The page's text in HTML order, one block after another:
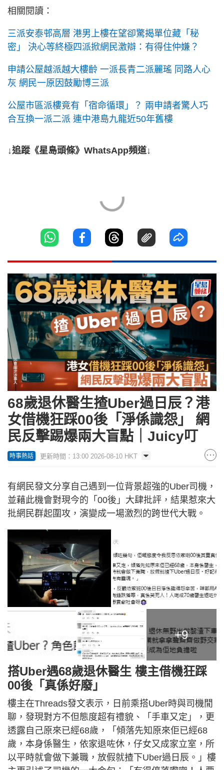
相關閱讀：
三派安泰邨高層 港男上樓在望卻驚揭單位藏「秘
密」 決心等終極四派掀網民激辯：有得住仲嫌？
申請公屋越派越大樓齡 一派長青二派麗瑤 同路人心
灰 網民一原因鼓勵博三派
公屋市區派樓竟有「宿命循環」？ 兩申請者驚人巧
合互換一派二派 連中港島九龍近50年舊樓
↓追蹤《星島頭條》WhatsApp頻道↓
68歲退休醫生揸Uber過日辰？港
女借機狂踩00後「淨係識怨」 網
民反擊踢爆兩大盲點｜Juicy叮
時事熱話 更新時間：13:00 2026-08-10 HKT
有網民發文分享自己遇到一位背景超強的Uber司機，
並藉此機會對現今的「00後」大肆批評，結果惹來大
批網民群起圍攻，演變成一場激烈的跨世代大戰。
+9
搭Uber遇68歲退休醫生 樓主借機狂踩
00後「真係好廢」
樓主在Threads發文表示，日前乘搭Uber時與司機閒
聊，發現對方不但態度超有禮貌、「手車又定」，更
透露自己原來已經68歲，「傾落先知原來佢已經68
歲，本身係醫生，依家退咗休，仔女又成家立室，所
以平時就會做下兼職，放假就揸下Uber過日辰。」樓